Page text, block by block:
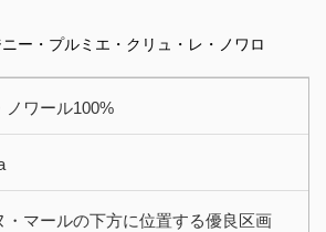
ー・プルミエ・クリュ・レ・ノワロ
ノワール100%
・マールの下方に位置する優良区画